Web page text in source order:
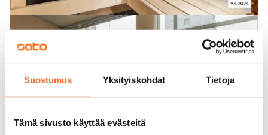
Suostumus Yksityiskohdat Tietoja
Tämä sivusto käyttää evästeitä